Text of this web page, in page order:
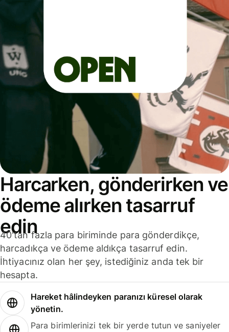
Harcarken, gönderirken ve
ödeme alırken tasarruf
edin
40'tan fazla para biriminde para gönderdikçe,
harcadıkça ve ödeme aldıkça tasarruf edin.
İhtiyacınız olan her şey, istediğiniz anda tek bir
hesapta.
Hareket hâlindeyken paranızı küresel olarak
yönetin.
Para birimlerinizi tek bir yerde tutun ve saniyeler